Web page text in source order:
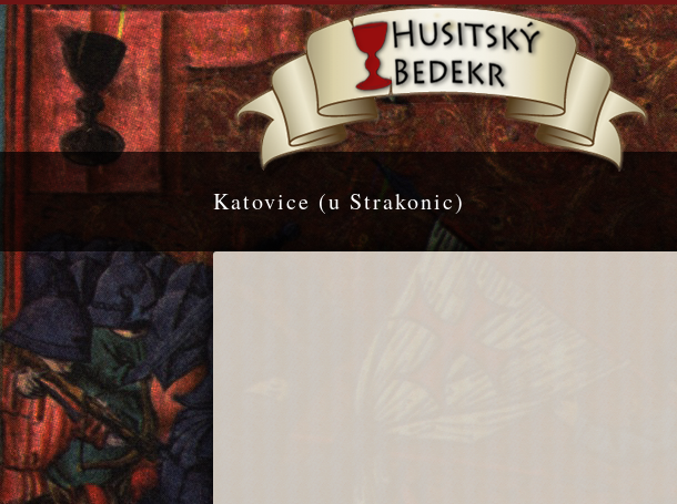
Katovice (u Strakonic)